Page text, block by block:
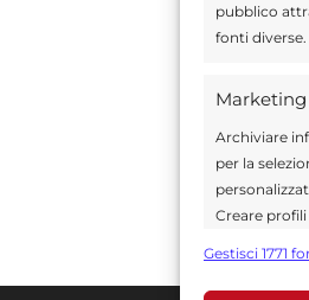
pubblico
fonti diverse.
Marketing
Archiviare
per la
Creare
Utilizzare
Gestisci 1771